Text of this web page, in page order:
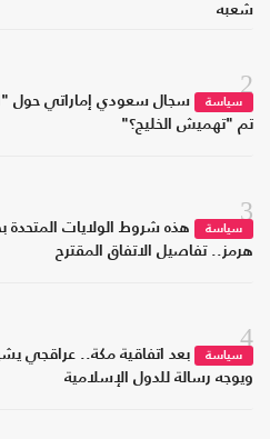
شعبه
2
سياسة
سجال سعودي إماراتي حول
تم "تهميش الخليج؟"
3
سياسة
هذه شروط الولايات
هرمز.. تفاصيل الاتفاق المقترح
4
سياسة
بعد اتفاقية مكة.. عراقجي
ويوجه رسالة للدول الإسلامية